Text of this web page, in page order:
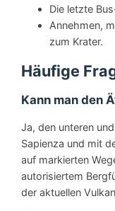
Die letzte
Annehmen,
zum Krater.
Häufige
Kann man den
Ja, den unteren
Sapienza und mit
auf markierten
autorisiertem
der aktuellen